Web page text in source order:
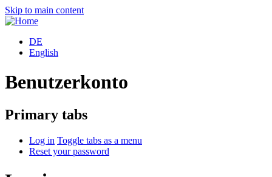
Skip to main content
DE
English
Benutzerkonto
Primary tabs
Log in Toggle tabs as a menu
Reset your password